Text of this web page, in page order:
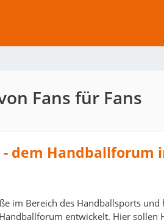
Fans für Fans
dem Handballforum
im Bereich des Handballsports
entwickelt. Hier sollen